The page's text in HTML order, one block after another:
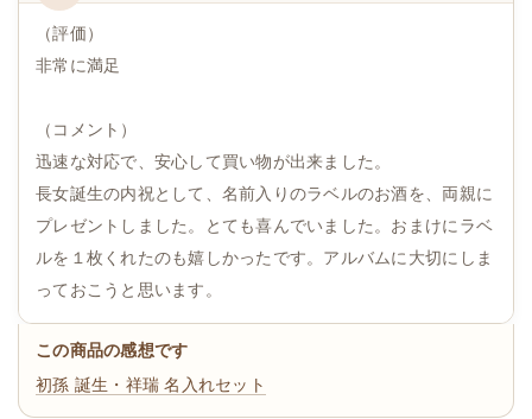
（評価）
非常に満足
（コメント）
迅速な対応で、安心して買い物が出来ました。
長女誕生の内祝として、名前入りのラベルのお酒を、両親に
プレゼントしました。とても喜んでいました。おまけにラベ
ルを１枚くれたのも嬉しかったです。アルバムに大切にしま
っておこうと思います。
この商品の感想です
初孫 誕生・祥瑞 名入れセット